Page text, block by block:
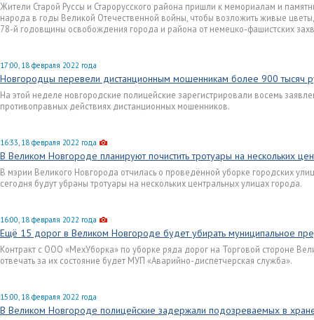
Жители Старой Руссы и Старорусского района пришли к мемориалам и
народа в годы Великой Отечественной войны, чтобы возложить живые
78-й годовщины освобождения города и района от немецко-фашистских
17:00, 18 февраля 2022 года
Новгородцы перевели дистанционным мошенникам более 900 тысяч
На этой неделе новгородские полицейские зарегистрировали восемь
противоправных действиях дистанционных мошенников.
16:33, 18 февраля 2022 года
В Великом Новгороде планируют почистить тротуары на нескольких
В мэрии Великого Новгорода отчилась о проведённой уборке городских
сегодня будут убраны тротуары на нескольких центральных улицах города.
16:00, 18 февраля 2022 года
Ещё 15 дорог в Великом Новгороде будет убирать муниципальное
Контракт с ООО «МехУборка» по уборке ряда дорог на Торговой стороне
отвечать за их состояние будет МУП «Аварийно-диспетчерская служба».
15:00, 18 февраля 2022 года
В Великом Новгороде полицейские задержали подозреваемых в